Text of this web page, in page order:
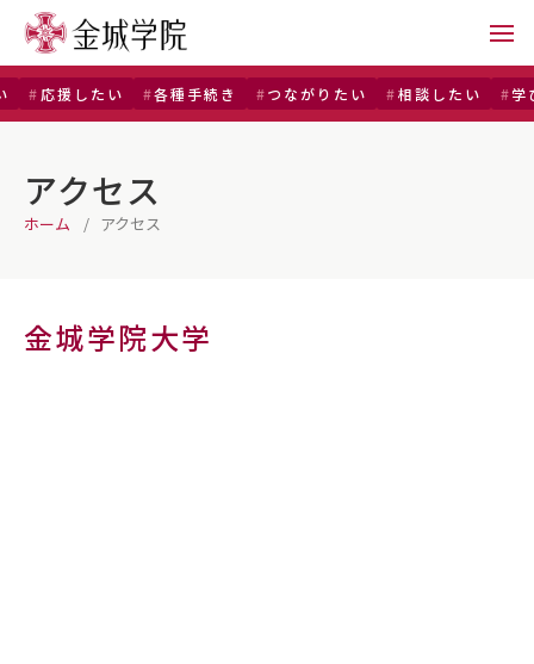
応援したい 各種手続き つながりたい 相談したい 学
アクセス
ホーム アクセス
金城学院大学